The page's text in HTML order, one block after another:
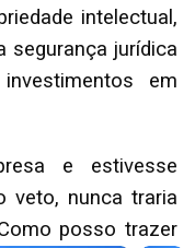
intelectual,
segurança jurídica
em
e estivesse
veto, nunca traria
posso trazer